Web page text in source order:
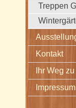
Treppen
Kontakt
Ihr Weg
Impressum